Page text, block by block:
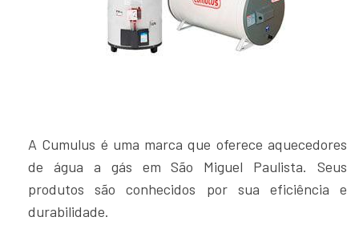
A Cumulus é uma marca que oferece aquecedores
de água a gás em São Miguel Paulista. Seus
produtos são conhecidos por sua eficiência e
durabilidade.